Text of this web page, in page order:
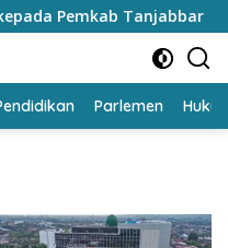
Tanjabbar
Parlemen